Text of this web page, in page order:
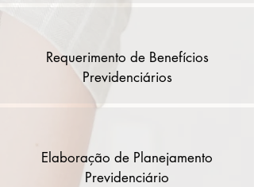
Requerimento de Benefícios
Previdenciários
Elaboração de Planejamento
Previdenciário